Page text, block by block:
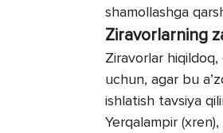
shamollashga
Ziravorlarning
Ziravorlar hiqildoq,
uchun, agar bu
ishlatish tavsiya
Yerqalampir